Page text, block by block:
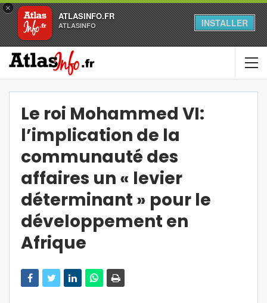
×
ATLASINFO.FR
ATLASINFO INSTALLER
Le roi Mohammed VI:
l’implication de la
communauté des
affaires un « levier
déterminant » pour le
développement en
Afrique